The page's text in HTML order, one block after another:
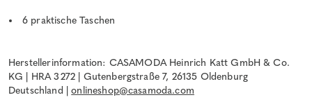
6 praktische Taschen
Herstellerinformation: CASAMODA Heinrich Katt GmbH & Co.
KG | HRA 3272 | Gutenbergstraße 7, 26135 Oldenburg
Deutschland |onlineshop@casamoda.com